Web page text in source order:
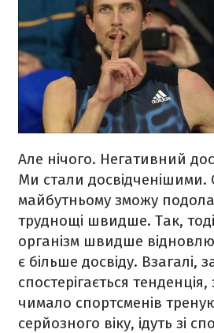
Але нічого. Негативний
Ми стали досвідченішими.
майбутньому зможу
труднощі швидше. Так,
організм швидше
є більше досвіду. Взагалі,
спостерігається
чимало спортсменів
серйозного віку, ідуть зі